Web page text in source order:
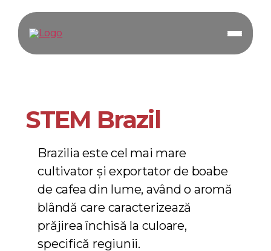
STEM Brazil
Brazilia este cel mai mare
cultivator și exportator de boabe
de cafea din lume, având o aromă
blândă care caracterizează
prăjirea închisă la culoare,
specifică regiunii.